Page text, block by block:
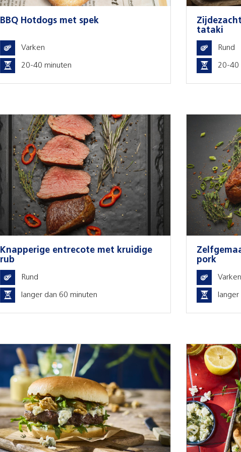
BBQ Hotdogs met spek
Varken
20-40 minuten
tataki
Rund
20-40
Knapperige entrecote met kruidige
rub
Rund
langer dan 60 minuten
pork
Varken